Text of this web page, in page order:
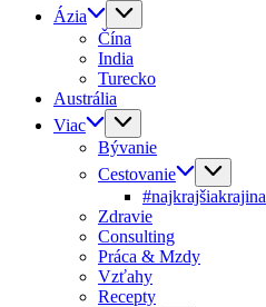
Ázia
Čína
India
Turecko
Austrália
Viac
Bývanie
Cestovanie
#najkrajšiakrajina
Zdravie
Consulting
Práca & Mzdy
Vzťahy
Recepty